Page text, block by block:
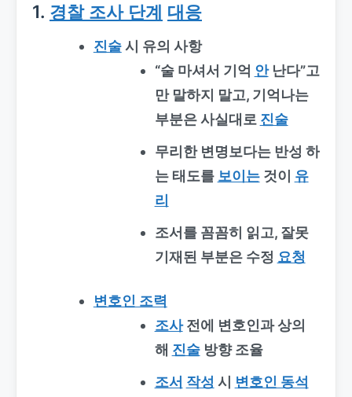
1. 경찰 조사 단계 대응
진술시 유의 사항
“술 마셔서 기억 안난다”고
만 말하지 말고, 기억나는
부분은 사실대로 진술
무리한 변명보다는 반성 하
는 태도를 보이는것이 유
리
조서를 꼼꼼히 읽고, 잘못
기재된 부분은 수정 요청
변호인 조력
조사전에 변호인과 상의
해 진술방향 조율
조서 작성 시 변호인 동석